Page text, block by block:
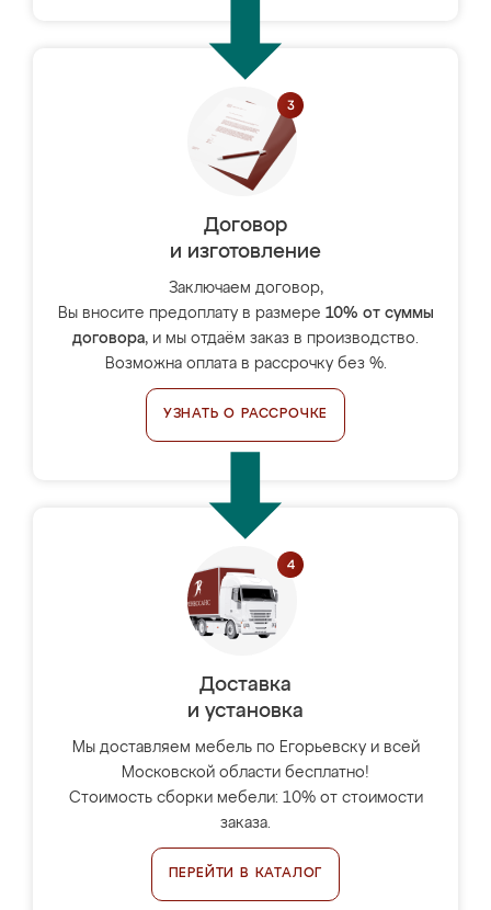
Договор
и изготовление
Заключаем договор,
Вы вносите предоплату в размере 10% от суммы
договора, и мы отдаём заказ в производство.
Возможна оплата в рассрочку без %.
УЗНАТЬ О РАССРОЧКЕ
Доставка
и установка
Мы доставляем мебель по Егорьевску и всей
Московской области бесплатно!
Стоимость сборки мебели: 10% от стоимости
заказа.
ПЕРЕЙТИ В КАТАЛОГ